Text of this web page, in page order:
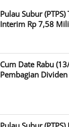
Pulau Subur
Interim Rp 7,58
Cum Date Rabu
Pembagian